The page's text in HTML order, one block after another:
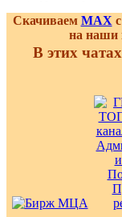
Скачиваем MAX
на наши
В этих